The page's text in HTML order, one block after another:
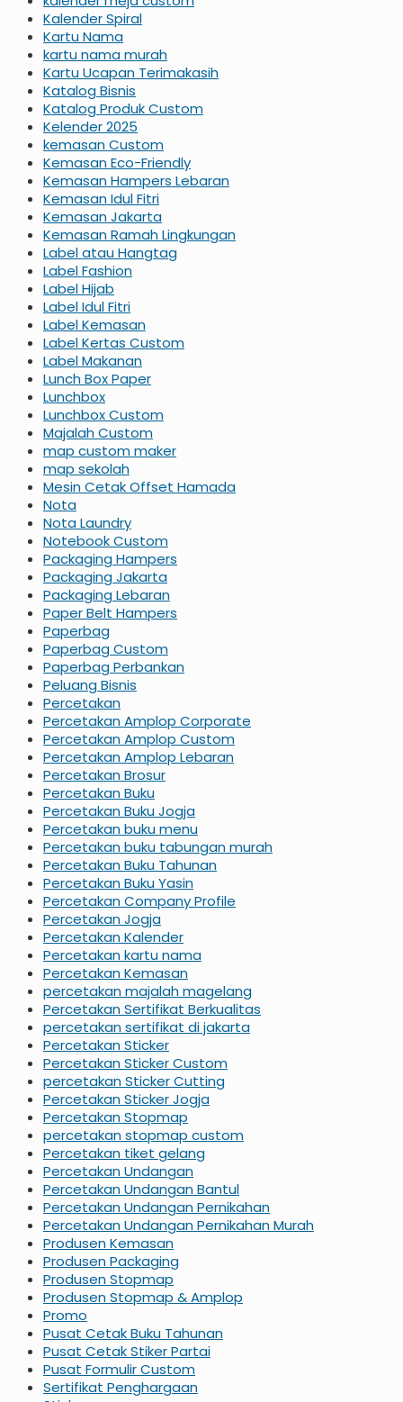
Kalender Spiral
Kartu Nama
kartu nama murah
Kartu Ucapan Terimakasih
Katalog Bisnis
Katalog Produk Custom
Kelender 2025
kemasan Custom
Kemasan Eco-Friendly
Kemasan Hampers Lebaran
Kemasan Idul Fitri
Kemasan Jakarta
Kemasan Ramah Lingkungan
Label atau Hangtag
Label Fashion
Label Hijab
Label Idul Fitri
Label Kemasan
Label Kertas Custom
Label Makanan
Lunch Box Paper
Lunchbox
Lunchbox Custom
Majalah Custom
map custom maker
map sekolah
Mesin Cetak Offset Hamada
Nota
Nota Laundry
Notebook Custom
Packaging Hampers
Packaging Jakarta
Packaging Lebaran
Paper Belt Hampers
Paperbag
Paperbag Custom
Paperbag Perbankan
Peluang Bisnis
Percetakan
Percetakan Amplop Corporate
Percetakan Amplop Custom
Percetakan Amplop Lebaran
Percetakan Brosur
Percetakan Buku
Percetakan Buku Jogja
Percetakan buku menu
Percetakan buku tabungan murah
Percetakan Buku Tahunan
Percetakan Buku Yasin
Percetakan Company Profile
Percetakan Jogja
Percetakan Kalender
Percetakan kartu nama
Percetakan Kemasan
percetakan majalah magelang
Percetakan Sertifikat Berkualitas
percetakan sertifikat di jakarta
Percetakan Sticker
Percetakan Sticker Custom
percetakan Sticker Cutting
Percetakan Sticker Jogja
Percetakan Stopmap
percetakan stopmap custom
Percetakan tiket gelang
Percetakan Undangan
Percetakan Undangan Bantul
Percetakan Undangan Pernikahan
Percetakan Undangan Pernikahan Murah
Produsen Kemasan
Produsen Packaging
Produsen Stopmap
Produsen Stopmap & Amplop
Promo
Pusat Cetak Buku Tahunan
Pusat Cetak Stiker Partai
Pusat Formulir Custom
Sertifikat Penghargaan